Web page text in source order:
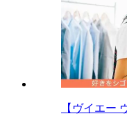
【ヴイエー